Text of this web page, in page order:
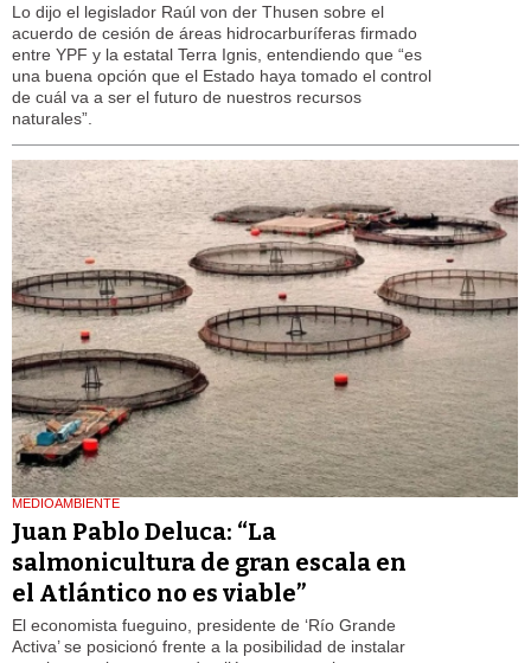
Lo dijo el legislador Raúl von der Thusen sobre el
acuerdo de cesión de áreas hidrocarburíferas firmado
entre YPF y la estatal Terra Ignis, entendiendo que “es
una buena opción que el Estado haya tomado el control
de cuál va a ser el futuro de nuestros recursos
naturales”.
MEDIOAMBIENTE
Juan Pablo Deluca: “La
salmonicultura de gran escala en
el Atlántico no es viable”
El economista fueguino, presidente de ‘Río Grande
Activa’ se posicionó frente a la posibilidad de instalar